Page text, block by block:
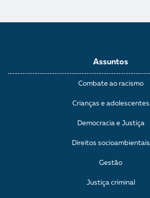
Assuntos
Combate ao racismo
Crianças e adolescentes
Democracia e Justiça
Direitos socioambientais
Gestão
Justiça criminal